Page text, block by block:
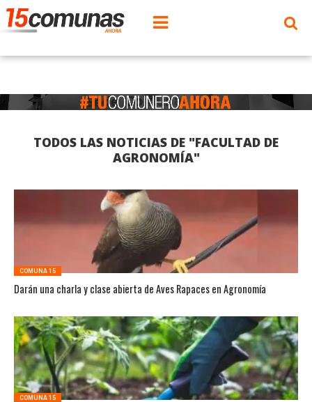
TODOS LAS NOTICIAS DE "FACULTAD DE
AGRONOMÍA"
COMUNA 15
Darán una charla y clase abierta de Aves Rapaces en Agronomía
COMUNA 15